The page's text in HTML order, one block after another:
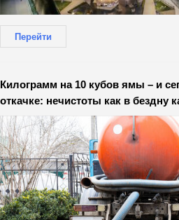
Перейти
Килограмм на 10 кубов ямы – и
откачке: нечистоты как в бездну